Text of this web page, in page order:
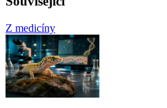
Z medicíny